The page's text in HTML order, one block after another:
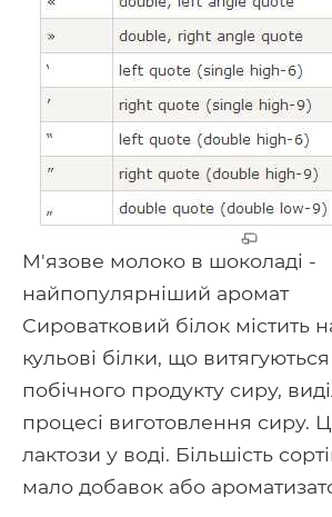
М'язове молоко в шоколаді -
найпопулярніший аромат
Сироватковий білок містить
кульові білки, що
побічного продукту сиру,
процесі виготовлення сиру.
лактози у воді. Більшість
мало добавок або